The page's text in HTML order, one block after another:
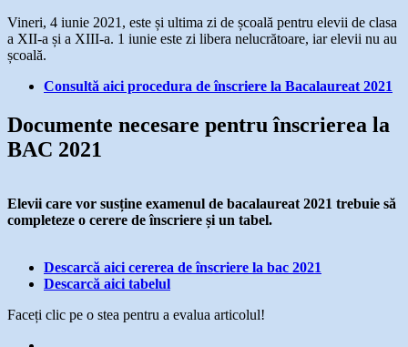
Vineri, 4 iunie 2021, este și ultima zi de școală pentru elevii de clasa
a XII-a și a XIII-a. 1 iunie este zi libera nelucrătoare, iar elevii nu au
școală.
Consultă aici procedura de înscriere la Bacalaureat 2021
Documente necesare pentru înscrierea la
BAC 2021
Elevii care vor susține examenul de bacalaureat 2021 trebuie să
completeze o cerere de înscriere și un tabel.
Descarcă aici cererea de înscriere la bac 2021
Descarcă aici tabelul
Faceți clic pe o stea pentru a evalua articolul!